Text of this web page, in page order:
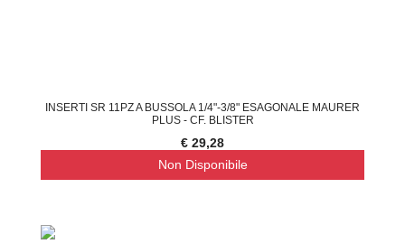
INSERTI SR 11PZ A BUSSOLA 1/4"-3/8" ESAGONALE MAURER
PLUS - CF. BLISTER
€ 29,28
Non Disponibile